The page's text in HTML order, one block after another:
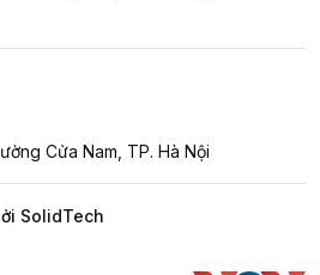
Cửa Nam, TP. Hà Nội
SolidTech